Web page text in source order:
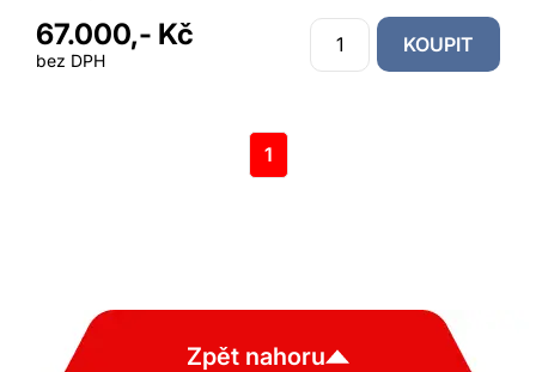
67.000,- Kč
bez DPH
KOUPIT
1
Zpět nahoru